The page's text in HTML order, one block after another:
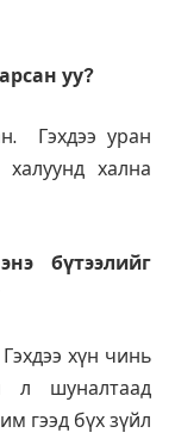
уу?
Гэхдээ уран
хална
бүтээлийг
хүн чинь
л шуналтаад
гээд бүх зүйл